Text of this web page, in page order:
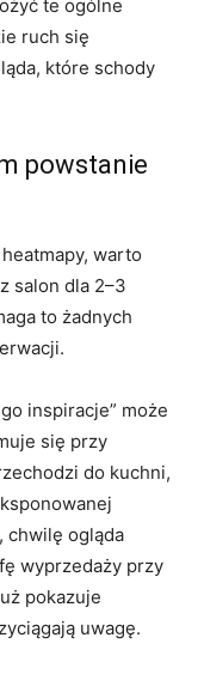
te ogólne
ruch się
które schody
powstanie
warto
salon dla 2–3
to żadnych
inspiracje” może
się przy
do kuchni,
chwilę ogląda
wyprzedaży przy
pokazuje
uwagę.